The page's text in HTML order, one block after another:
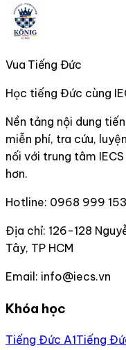
Vua Tiếng Đức
Học tiếng Đức cùng
Nền tảng nội dung
miễn phí, tra cứu,
nối với trung tâm
hơn.
Hotline: 0968 999 153
Địa chỉ: 126-128
Tây, TP HCM
Email: info@iecs.vn
Khóa học
Tiếng Đức A1Tiếng